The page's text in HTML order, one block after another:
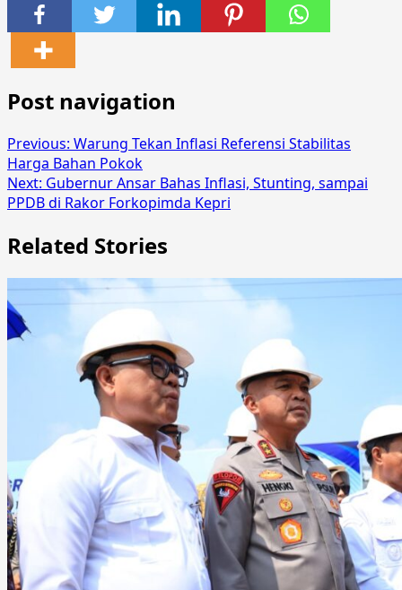
Share
Post navigation
Previous: Warung Tekan Inflasi Referensi Stabilitas
Harga Bahan Pokok
Next: Gubernur Ansar Bahas Inflasi, Stunting, sampai
PPDB di Rakor Forkopimda Kepri
Related Stories